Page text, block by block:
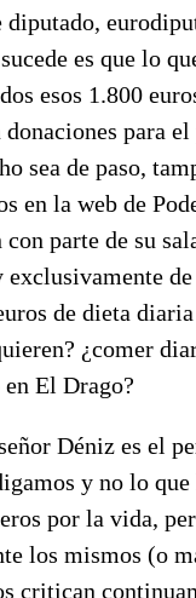
diputado,
es que lo
esos 1.800
donaciones para
sea de paso,
en la web de
con parte de su
exclusivamente
de dieta
¿comer
El Drago?
Déniz es el
y no lo que
por la vida,
los mismos (o
critican